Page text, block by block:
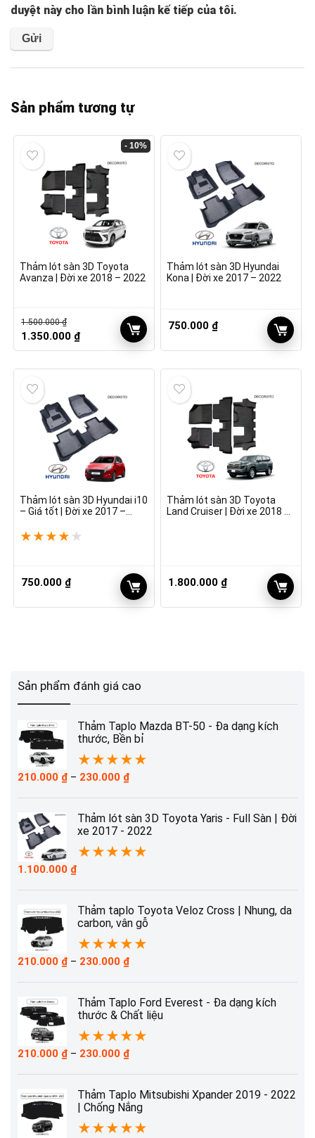
duyệt này cho lần bình luận kế tiếp của tôi.
Sản phẩm tương tự
- 10%
Thảm lót sàn 3D Toyota
Avanza | Đời xe 2018 – 2022
1.500.000₫
Giá
gốc
1.350.000 ₫Giá
hiện
1.350.000 ₫.
Thảm lót sàn 3D Hyundai
Kona | Đời xe 2017 – 2022
750.000 ₫
Thảm lót sàn 3D Hyundai i10
– Giá tốt | Đời xe 2017 –
★ ★ ★ ★ ★
750.000 ₫
Thảm lót sàn 3D Toyota
Land Cruiser | Đời xe 2018 –
1.800.000 ₫
Sản phẩm đánh giá cao
Thảm Taplo Mazda BT-50 - Đa dạng kích
thước, Bền bỉ
★★★★★
210.000 ₫ – 230.000 ₫Khoảng
từ
210.000 ₫
đến
Thảm lót sàn 3D Toyota Yaris - Full Sàn | Đời
xe 2017 - 2022
★★★★★
1.100.000 ₫
Thảm taplo Toyota Veloz Cross | Nhung, da
carbon, vân gỗ
★★★★★
210.000 ₫ – 230.000 ₫Khoảng
từ
210.000 ₫
đến
230.000 ₫
Thảm Taplo Ford Everest - Đa dạng kích
thước & Chất liệu
★★★★★
210.000 ₫ – 230.000 ₫Khoảng
từ
210.000 ₫
đến
230.000 ₫
Thảm Taplo Mitsubishi Xpander 2019 - 2022
| Chống Nắng
★★★★★